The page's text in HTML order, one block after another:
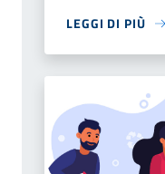
LEGGI DI PIÙ